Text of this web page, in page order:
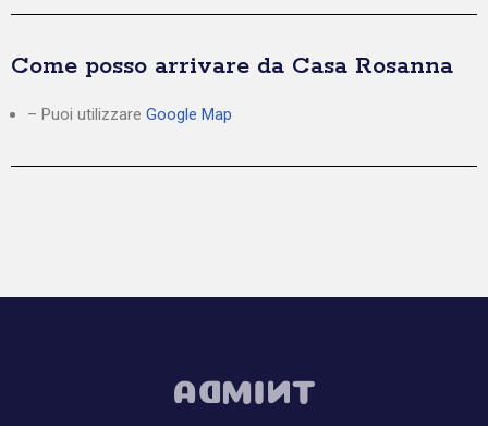
Come posso arrivare da Casa Rosanna
– Puoi utilizzare Google Map